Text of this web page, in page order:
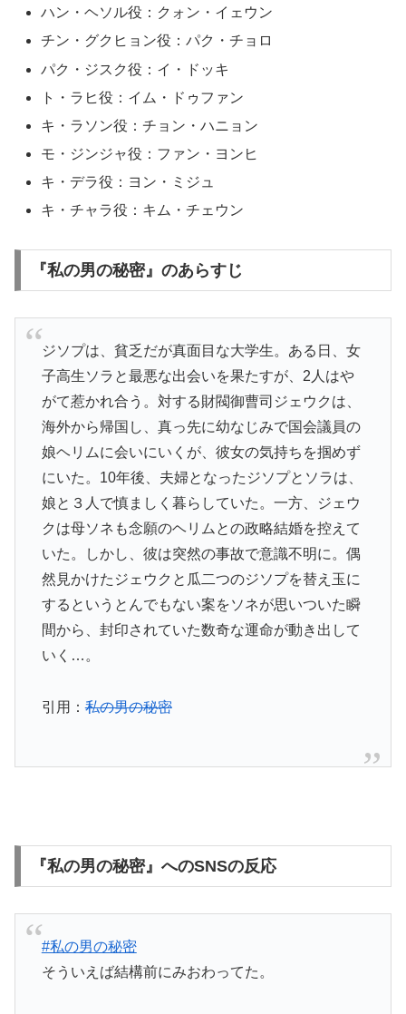
ハン・ヘソル役：クォン・イェウン
チン・グクヒョン役：パク・チョロ
パク・ジスク役：イ・ドッキ
ト・ラヒ役：イム・ドゥファン
キ・ラソン役：チョン・ハニョン
モ・ジンジャ役：ファン・ヨンヒ
キ・デラ役：ヨン・ミジュ
キ・チャラ役：キム・チェウン
『私の男の秘密』のあらすじ
ジソプは、貧乏だが真面目な大学生。ある日、女
子高生ソラと最悪な出会いを果たすが、2人はや
がて惹かれ合う。対する財閥御曹司ジェウクは、
海外から帰国し、真っ先に幼なじみで国会議員の
娘ヘリムに会いにいくが、彼女の気持ちを掴めず
にいた。10年後、夫婦となったジソプとソラは、
娘と３人で慎ましく暮らしていた。一方、ジェウ
クは母ソネも念願のヘリムとの政略結婚を控えて
いた。しかし、彼は突然の事故で意識不明に。偶
然見かけたジェウクと瓜二つのジソプを替え玉に
するというとんでもない案をソネが思いついた瞬
間から、封印されていた数奇な運命が動き出して
いく…。
引用：私の男の秘密
『私の男の秘密』へのSNSの反応
#私の男の秘密
そういえば結構前にみおわってた。